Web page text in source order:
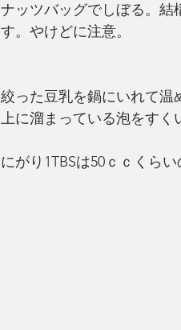
ナッツバッグでしぼる。結
す。やけどに注意。
絞った豆乳を鍋にいれて温
上に溜まっている泡をすく
にがり1TBSは50ｃｃくら